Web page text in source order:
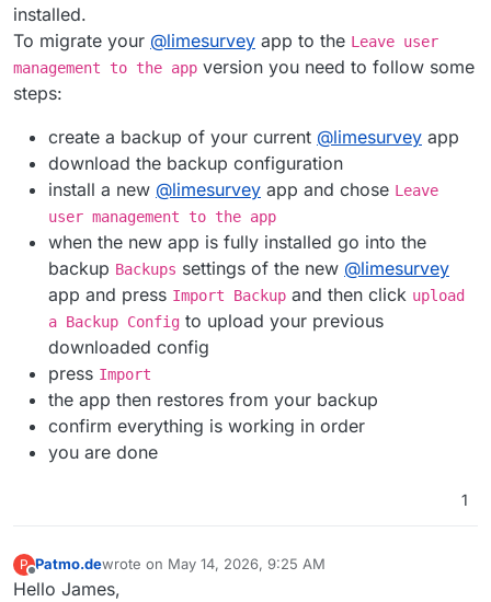
installed.
To migrate your @limesurvey app to the Leave user
management to the app version you need to follow some
steps:
create a backup of your current @limesurvey app
download the backup configuration
install a new @limesurvey app and chose Leave
user management to the app
when the new app is fully installed go into the
backup Backups settings of the new @limesurvey
app and press Import Backup and then click upload
a Backup Config to upload your previous
downloaded config
press Import
the app then restores from your backup
confirm everything is working in order
you are done
1
P
Offline
Patmo.dewrote on May 14, 2026, 9:25 AM
last edited by
Hello James,